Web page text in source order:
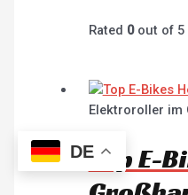
Rated 0out of 5
Elektroroller im
Top E-
DE